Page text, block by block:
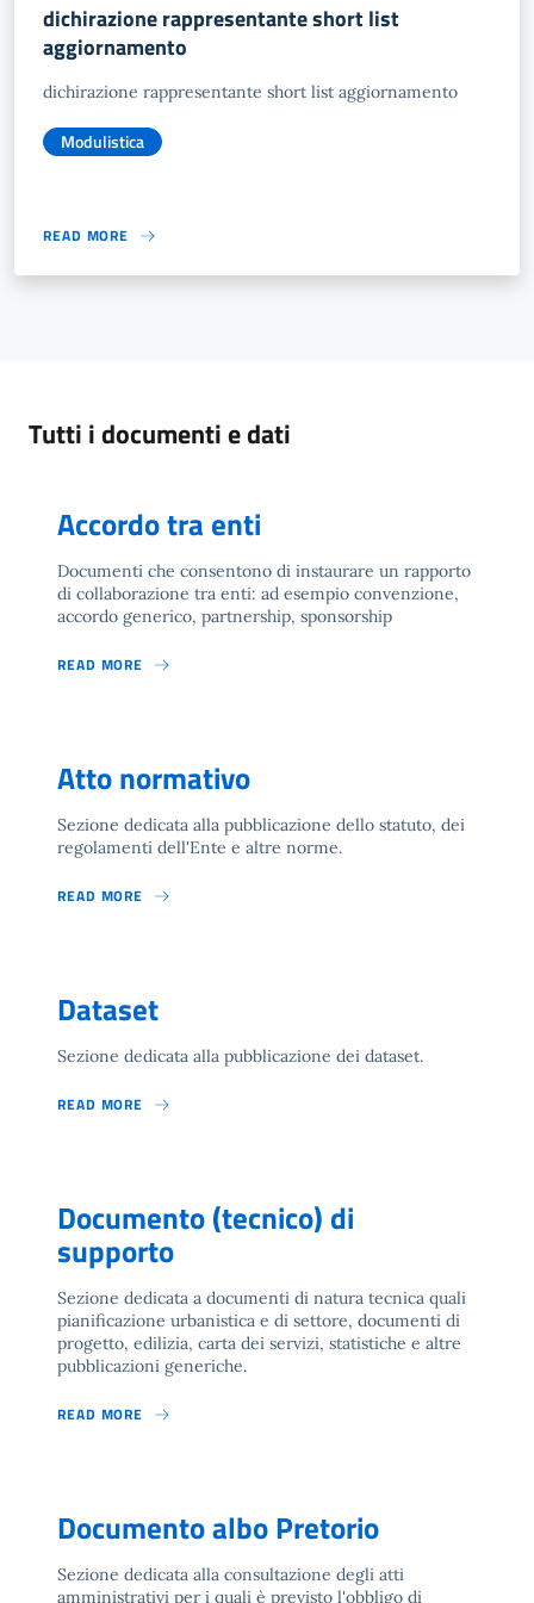
dichirazione rappresentante short list
aggiornamento
dichirazione rappresentante short list aggiornamento
Modulistica
READ MORE
Tutti i documenti e dati
Accordo tra enti
Documenti che consentono di instaurare un rapporto
di collaborazione tra enti: ad esempio convenzione,
accordo generico, partnership, sponsorship
READ MORE
Atto normativo
Sezione dedicata alla pubblicazione dello statuto, dei
regolamenti dell'Ente e altre norme.
READ MORE
Dataset
Sezione dedicata alla pubblicazione dei dataset.
READ MORE
Documento (tecnico) di
supporto
Sezione dedicata a documenti di natura tecnica quali
pianificazione urbanistica e di settore, documenti di
progetto, edilizia, carta dei servizi, statistiche e altre
pubblicazioni generiche.
READ MORE
Documento albo Pretorio
Sezione dedicata alla consultazione degli atti
amministrativi per i quali è previsto l'obbligo di